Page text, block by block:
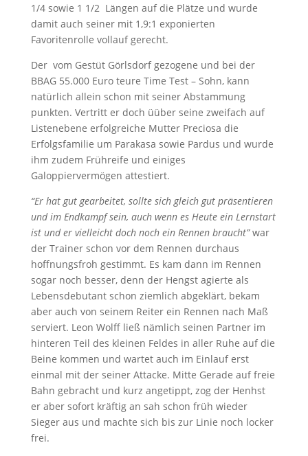
1/4 sowie 1 1/2 Längen auf die Plätze und wurde
damit auch seiner mit 1,9:1 exponierten
Favoritenrolle vollauf gerecht.
Der vom Gestüt Görlsdorf gezogene und bei der
BBAG 55.000 Euro teure Time Test – Sohn, kann
natürlich allein schon mit seiner Abstammung
punkten. Vertritt er doch üüber seine zweifach auf
Listenebene erfolgreiche Mutter Preciosa die
Erfolgsfamilie um Parakasa sowie Pardus und wurde
ihm zudem Frühreife und einiges
Galoppiervermögen attestiert.
“Er hat gut gearbeitet, sollte sich gleich gut präsentieren
und im Endkampf sein, auch wenn es Heute ein Lernstart
ist und er vielleicht doch noch ein Rennen braucht”war
der Trainer schon vor dem Rennen durchaus
hoffnungsfroh gestimmt. Es kam dann im Rennen
sogar noch besser, denn der Hengst agierte als
Lebensdebutant schon ziemlich abgeklärt, bekam
aber auch von seinem Reiter ein Rennen nach Maß
serviert. Leon Wolff ließ nämlich seinen Partner im
hinteren Teil des kleinen Feldes in aller Ruhe auf die
Beine kommen und wartet auch im Einlauf erst
einmal mit der seiner Attacke. Mitte Gerade auf freie
Bahn gebracht und kurz angetippt, zog der Henhst
er aber sofort kräftig an sah schon früh wieder
Sieger aus und machte sich bis zur Linie noch locker
frei.